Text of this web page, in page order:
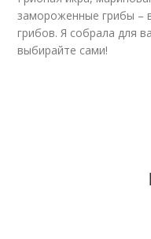
замороженные грибы –
грибов. Я собрала для
выбирайте сами!